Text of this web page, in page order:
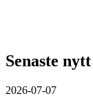
Senaste nytt
2026-07-07